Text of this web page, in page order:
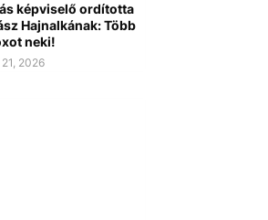
képviselő ordította
Hajnalkának: Több
neki!
2026